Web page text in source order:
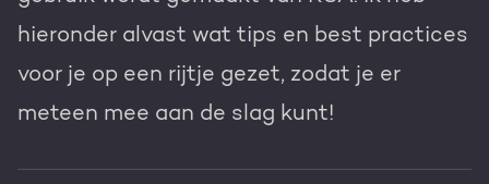
hieronder alvast wat tips en best practices
voor je op een rijtje gezet, zodat je er
meteen mee aan de slag kunt!